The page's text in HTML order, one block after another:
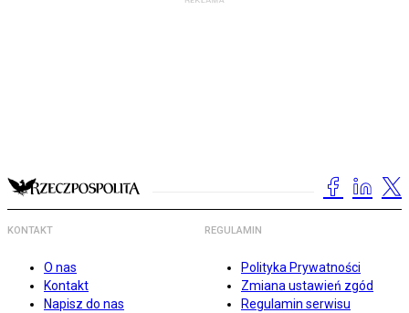
KONTAKT
O nas
Kontakt
Napisz do nas
REGULAMIN
Polityka Prywatności
Zmiana ustawień zgód
Regulamin serwisu